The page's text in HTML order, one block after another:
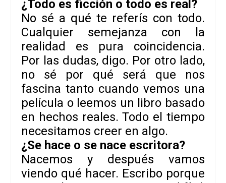
¿Todo es ficción o todo es real?
No sé a qué te referís con todo.
Cualquier semejanza con la
realidad es pura coincidencia.
Por las dudas, digo. Por otro lado,
no sé por qué será que nos
fascina tanto cuando vemos una
película o leemos un libro basado
en hechos reales. Todo el tiempo
necesitamos creer en algo.
¿Se hace o se nace escritora?
Nacemos y después vamos
viendo qué hacer. Escribo porque